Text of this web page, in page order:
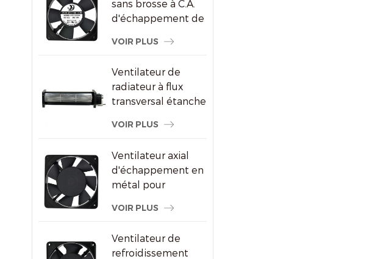
sans brosse à C.A.
d'échappement de
congélateur de
VOIR PLUS
Ventilateur de
radiateur à flux
transversal étanche
publicitaires
VOIR PLUS
Ventilateur axial
d'échappement en
métal pour
l'armoire à vin
VOIR PLUS
Ventilateur de
refroidissement